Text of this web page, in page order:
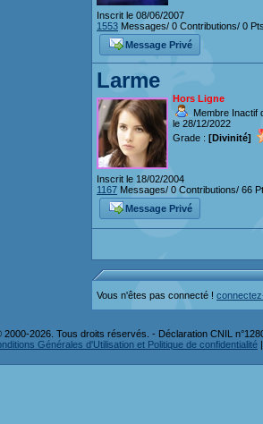
Inscrit le 08/06/2007
1553 Messages/ 0 Contributions/ 0
Message Privé
Larme
Hors Ligne
Membre Inactif
le 28/12/2022
Grade : [Divinité]
Inscrit le 18/02/2004
1167 Messages/ 0 Contributions/ 66
Message Privé
Vous n'êtes pas connecté !
2026. Tous droits réservés. - Déclaration CNIL
Générales d'Utilisation et Politique de confidentialité